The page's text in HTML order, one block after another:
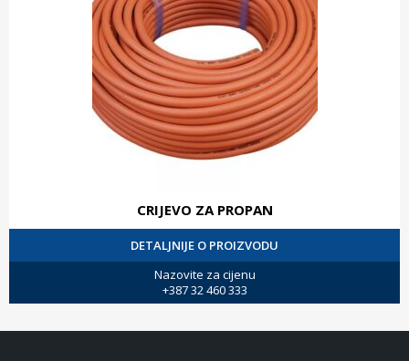
CRIJEVO ZA PROPAN
DETALJNIJE O PROIZVODU
Nazovite za cijenu
+387 32 460 333